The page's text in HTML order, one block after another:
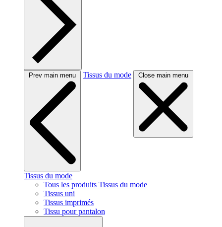
Prev main menu Tissus du mode Close main menu
Tissus du mode
Tous les produits Tissus du mode
Tissus uni
Tissus imprimés
Tissu pour pantalon